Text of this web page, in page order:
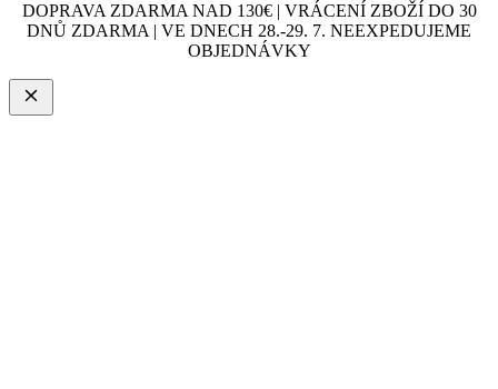
DOPRAVA ZDARMA NAD 130€ | VRÁCENÍ ZBOŽÍ DO 30
DNŮ ZDARMA | VE DNECH 28.-29. 7. NEEXPEDUJEME
OBJEDNÁVKY